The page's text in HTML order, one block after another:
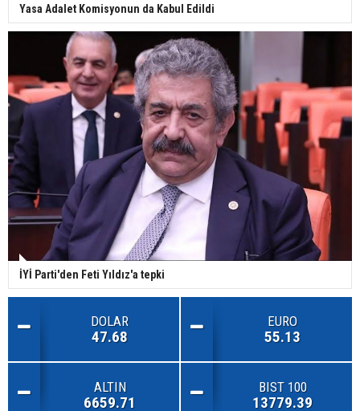
Yasa Adalet Komisyonun da Kabul Edildi
İYİ Parti'den Feti Yıldız'a tepki
DOLAR
47.68
EURO
55.13
ALTIN
6659.71
BIST 100
13779.39